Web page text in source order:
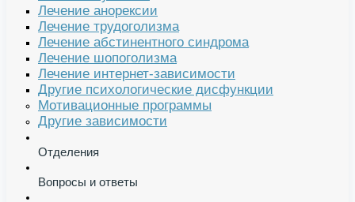
Лечение анорексии
Лечение трудоголизма
Лечение абстинентного синдрома
Лечение шопоголизма
Лечение интернет-зависимости
Другие психологические дисфункции
Мотивационные программы
Другие зависимости
Отделения
Вопросы и ответы